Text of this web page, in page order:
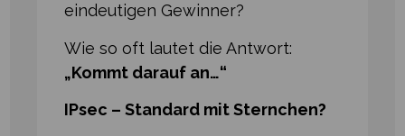
eindeutigen Gewinner?
Wie so oft lautet die Antwort:
„Kommt darauf an…“
IPsec – Standard mit Sternchen?